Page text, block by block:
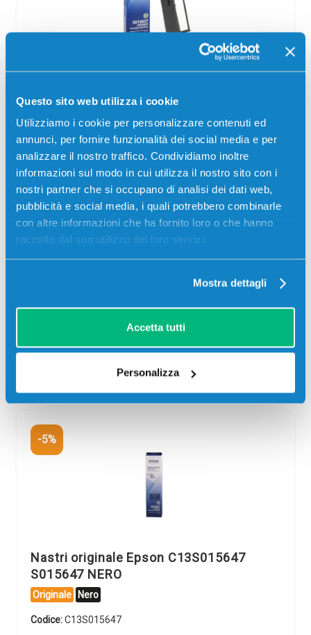
Questo sito web utilizza i cookie
Utilizziamo i cookie per personalizzare contenuti ed
annunci, per fornire funzionalità dei social media e per
analizzare il nostro traffico. Condividiamo inoltre
informazioni sul modo in cui utilizza il nostro sito con i
nostri partner che si occupano di analisi dei dati web,
pubblicità e social media, i quali potrebbero combinarle
con altre informazioni che ha fornito loro o che hanno
raccolto dal suo utilizzo dei loro servizi.
Mostra dettagli
Accetta tutti
Personalizza
Nastri originale Epson C13S015637
Originale Nero
Codice:C13S015637
Nastri originale Epson C13S015637 S015637 NERO 4
milioni di caratteri per Stampanti: Epson FX-80, Epson FX-
800, Epson FX-85, Epson FX-870, Epson FX-880, Epson
LX-300, Epson…
6,31 € Il
prezzo
6,31 €.
5,99€Il
5,99 €.
Aggiungi al carrello
SCADE TRA:
02 18
ore
37 06
-5%
Nastri originale Epson C13S015647
S015647 NERO
Originale Nero
Codice:C13S015647